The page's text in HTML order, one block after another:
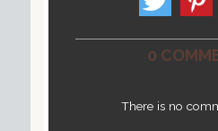
0
There is no